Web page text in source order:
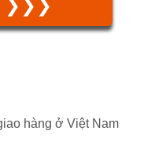
❯❯❯
hàng ở Việt Nam